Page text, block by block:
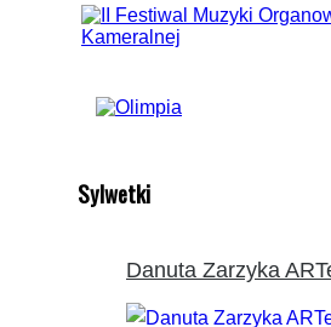
Sylwetki
Danuta Zarzyka